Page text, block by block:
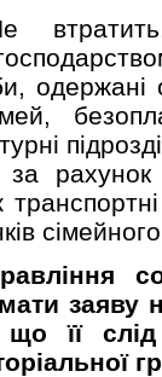
одержані
за
заяву
її